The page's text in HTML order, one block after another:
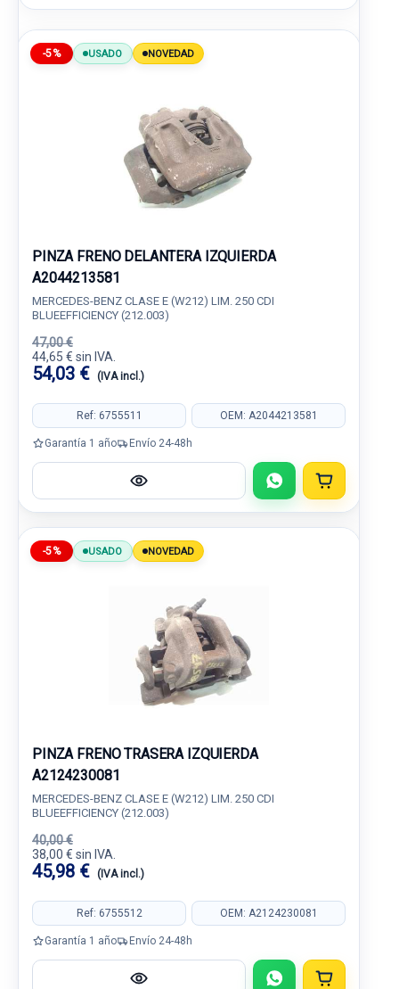
-5% USADO NOVEDAD
PINZA FRENO DELANTERA IZQUIERDA
A2044213581
MERCEDES-BENZ CLASE E (W212) LIM. 250 CDI
BLUEEFFICIENCY (212.003)
47,00 €
44,65 € sin IVA.
54,03 € (IVA incl.)
Ref: 6755511 OEM: A2044213581
Garantía 1 año Envío 24-48h
-5% USADO NOVEDAD
PINZA FRENO TRASERA IZQUIERDA
A2124230081
MERCEDES-BENZ CLASE E (W212) LIM. 250 CDI
BLUEEFFICIENCY (212.003)
40,00 €
38,00 € sin IVA.
45,98 € (IVA incl.)
Ref: 6755512 OEM: A2124230081
Garantía 1 año Envío 24-48h